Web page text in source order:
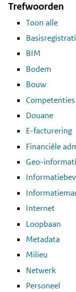
Trefwoorden
Toon alle
BIM
Bodem
Bouw
Competenties
Douane
E-facturering
Financiële
Geo-
Internet
Loopbaan
Metadata
Milieu
Netwerk
Personeel